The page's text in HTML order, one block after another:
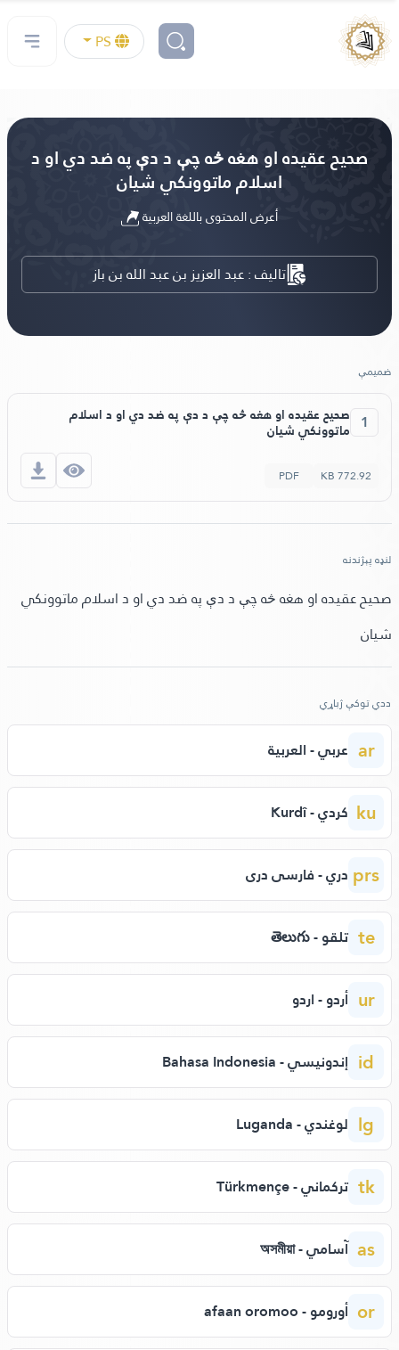
PS
صحیح عقیده او هغه څه چې د دې په ضد دي او د
اسلام ماتوونکي شیان
أعرض المحتوى باللغة العربية
تاليف : عبد العزيز بن عبد الله بن باز
ضمیمې
1 صحیح عقیده او هغه څه چې د دې په ضد دي او د اسلام
ماتوونکي شیان
772.92 KB
PDF
لنډه پېژندنه
صحیح عقیده او هغه څه چې د دې په ضد دي او د اسلام ماتوونکي
شیان
ددي توکې ژباړي
ar عربي - العربية
ku كردي - Kurdî
prs دري - فارسی دری
te تلقو - తెలుగు
ur أردو - اردو
id إندونيسي - Bahasa Indonesia
lg لوغندي - Luganda
tk تركماني - Türkmençe
as آسامي - অসমীয়া
or أورومو - afaan oromoo